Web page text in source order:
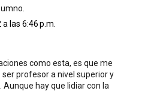
las 6:46 p.m.
como esta, es que me
profesor a nivel superior y
hay que lidiar con la